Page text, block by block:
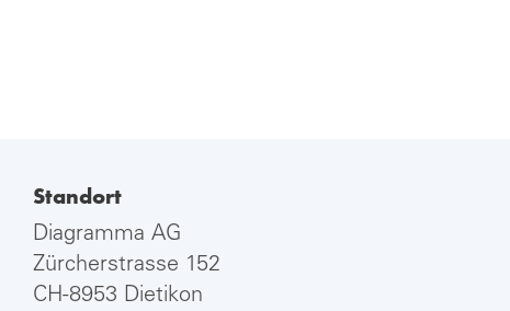
Standort
Diagramma AG
Zürcherstrasse 152
CH-8953 Dietikon